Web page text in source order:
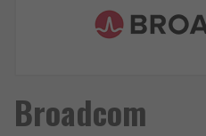
Broadcom